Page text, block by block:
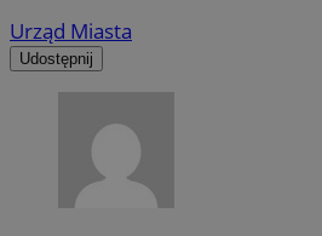
Urząd Miasta
Udostępnij